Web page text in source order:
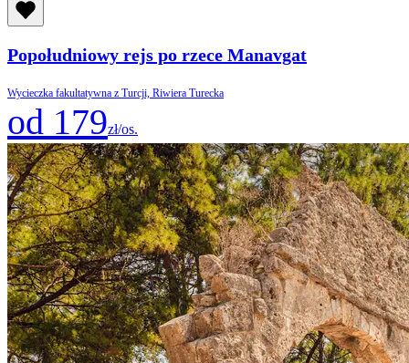
Popołudniowy rejs po rzece Manavgat
Wycieczka fakultatywna z Turcji, Riwiera Turecka
od 179zł/os.